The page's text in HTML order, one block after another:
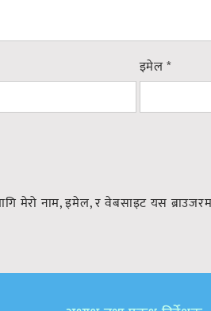
इमेल*
मेरो नाम, इमेल, र वेबसाइट यस